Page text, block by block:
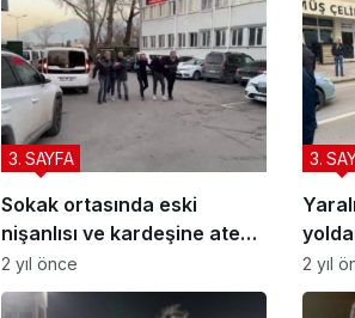
Sokak ortasında eski
nişanlısı ve kardeşine ateş
açmıştı: Pompalı tüfekle
yakalandı
3. SAYFA
2 yıl önce
3.
2 yıl